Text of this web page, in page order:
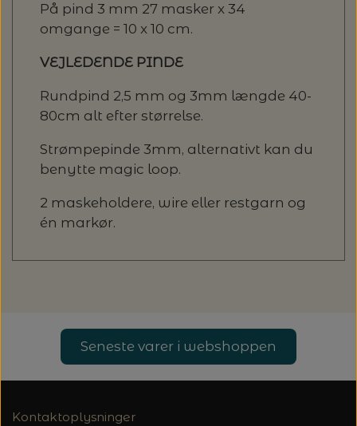
På pind 3 mm 27 masker x 34
omgange = 10 x 10 cm.
VEJLEDENDE PINDE
Rundpind 2,5 mm og 3mm længde 40-
80cm alt efter størrelse.
Strømpepinde 3mm, alternativt kan du
benytte magic loop.
2 maskeholdere, wire eller restgarn og
én markør.
Seneste varer i webshoppen
Kontaktoplysninger